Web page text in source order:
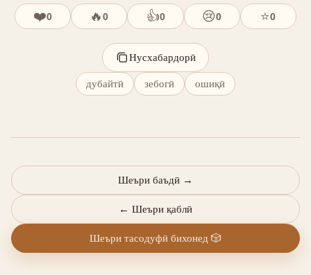
❤️0 🔥0 👍0 😢0 ⭐0
Нусхабардорӣ
дубайтӣ зебогӣ ошиқӣ
← Шеъри қаблӣ
Шеъри баъдӣ →
Шеъри тасодуфӣ бихонед 🎲